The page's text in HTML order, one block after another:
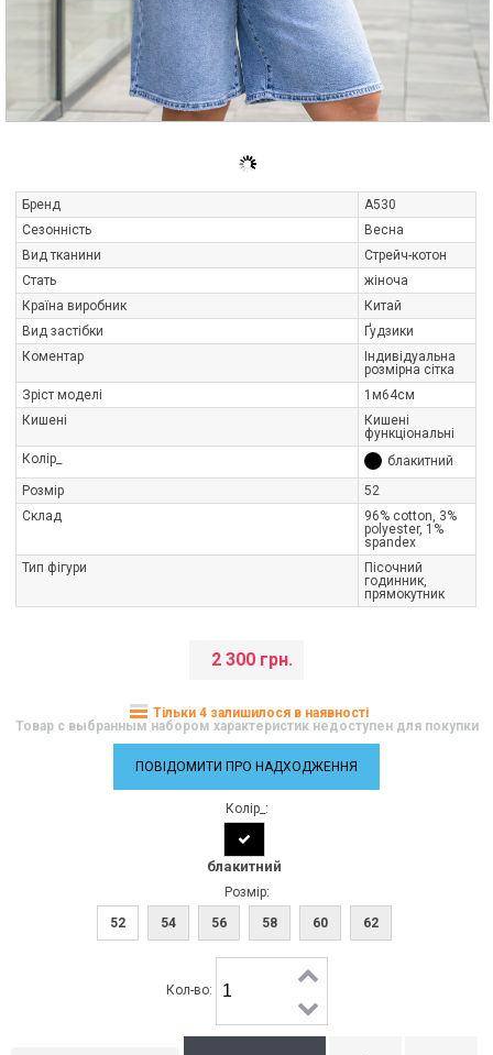
Бренд
A530
Сезонність
Весна
Вид тканини
Стрейч-котон
Стать
жіноча
Країна виробник
Китай
Вид застібки
Ґудзики
Коментар
Індивідуальна
розмірна сітка
Зріст моделі
1м64см
Кишені
Кишені
функціональні
Колір_
блакитний
Розмір
52
Склад
96% cotton, 3%
polyester, 1%
spandex
Тип фігури
Пісочний
годинник,
прямокутник
2 300 грн.
Тільки 4 залишилося в наявності
Товар с выбранным набором характеристик недоступен для покупки
ПОВІДОМИТИ ПРО НАДХОДЖЕННЯ
Колір_:
блакитний
Розмір:
52
54 56 58 60 62
Кол-во: